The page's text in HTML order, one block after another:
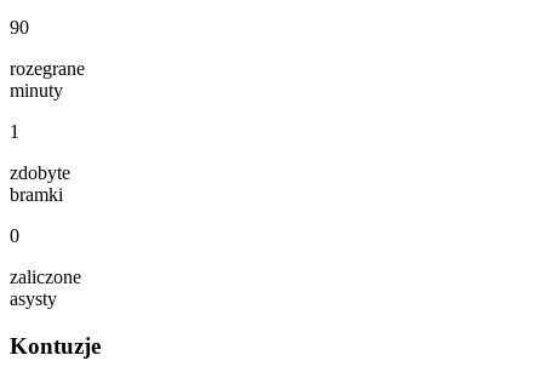
90
rozegrane
minuty
1
zdobyte
bramki
0
zaliczone
asysty
Kontuzje